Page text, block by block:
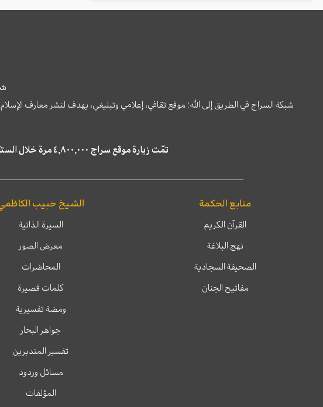
شبكة السراج في الطريق إلى الله؛ موقع ثقافي، إعلامي وتبليغي، يهدف لنشر معارف
تمّت زيارة موقع سراج ٤,٨٠٠,٠٠٠ مرة خلال الستة أشهر الماضية، كما ظهر في نتائج البحث في محركات البحث٢٢,٢٩٠,٠٠٠ مرّة.
منابع الحكمة
القرآن الكريم
نهج البلاغة
الصحيفة السجادية
مفاتيح الجنان
الشيخ حبيب
السيرة الذاتية
معرض الصور
المحاضرات
كلمات قصيرة
ومضة تفسيرية
جواهر البحار
تفسير المتدبرين
مسائل وردود
المؤلفات